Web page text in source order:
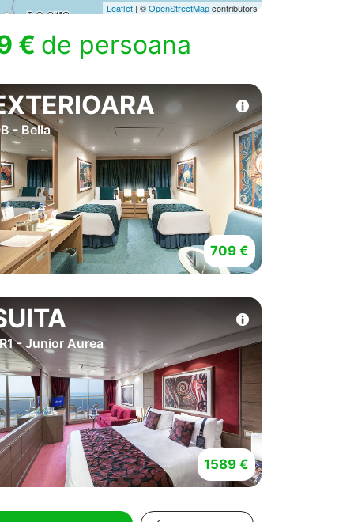
Leaflet | ©OpenStreetMapcontributors
€ de persoana
- Bella
709 €
- Junior Aurea
1589 €